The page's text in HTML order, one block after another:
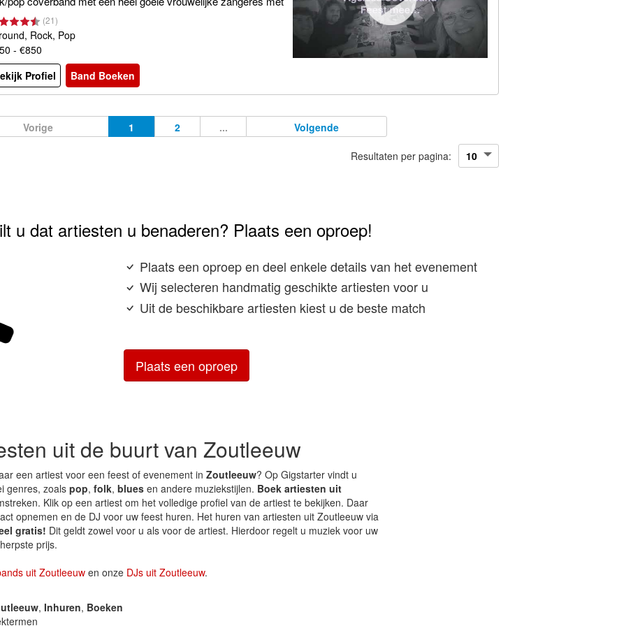
ervaring!!!!! Beschikt over eigen PA
(21)
Rock, Pop
- €850
Profiel
Band Boeken
Vorige 1 2 ... Volgende
Resultaten per pagina:
u dat artiesten u benaderen? Plaats een oproep!
Plaats een oproep en deel enkele details van het evenement
Wij selecteren handmatig geschikte artiesten voor u
Uit de beschikbare artiesten kiest u de beste match
Plaats een oproep
uit de buurt van Zoutleeuw
een artiest voor een feest of evenement in Zoutleeuw? Op Gigstarter vindt u
genres, zoals pop, folk, blues en andere muziekstijlen. Boek artiesten uit
Klik op een artiest om het volledige profiel van de artiest te bekijken. Daar
opnemen en de DJ voor uw feest huren. Het huren van artiesten uit Zoutleeuw via
gratis! Dit geldt zowel voor u als voor de artiest. Hierdoor regelt u muziek voor uw
prijs.
uit Zoutleeuw en onze DJs uit Zoutleeuw.
, Inhuren, Boeken